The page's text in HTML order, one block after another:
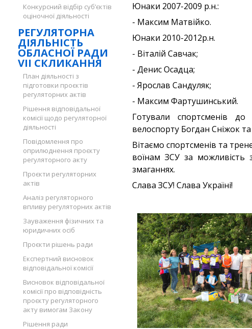
Конкурсний відбір суб’єктів
оціночної діяльності
РЕГУЛЯТОРНА
ДІЯЛЬНІСТЬ
ОБЛАСНОЇ РАДИ
VII СКЛИКАННЯ
План діяльності з
підготовки проєктів
регуляторних актів
Рішення відповідальної
комісії щодо регуляторної
діяльності
Повідомлення про
оприлюднення проєкту
регуляторного акту
Проєкти регуляторних
актів
Аналіз регуляторного
впливу регуляторних актів
Зауваження фізичних та
юридичних осіб
Проєкти рішень ради
Експертний висновок
відповідальної комісії
Висновок відповідальної
комісії про відповідність
проєкту регуляторного
акту вимогам Закону
Рішення ради
Юнаки 2007-2009 р.н.:
- Максим Матвійко.
Юнаки 2010-2012р.н.
- Віталій Савчак;
- Денис Осадца;
- Ярослав Сандуляк;
- Максим Фартушинський.
Готували спортсменів до
велоспорту Богдан Сніжок
Вітаємо спортсменів та
воїнам ЗСУ за можливість
змаганнях.
Слава ЗСУ! Слава Україні!